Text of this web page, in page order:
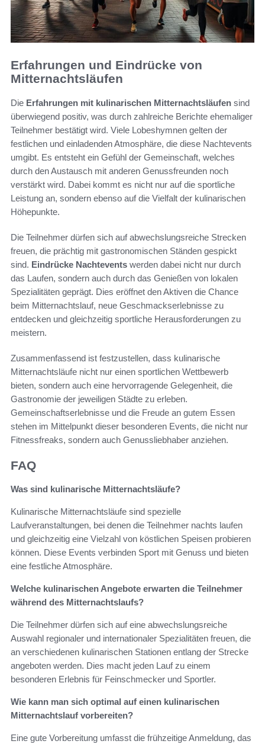
Erfahrungen und Eindrücke von
Mitternachtsläufen
Die Erfahrungen mit kulinarischen Mitternachtsläufen sind
überwiegend positiv, was durch zahlreiche Berichte ehemaliger
Teilnehmer bestätigt wird. Viele Lobeshymnen gelten der
festlichen und einladenden Atmosphäre, die diese Nachtevents
umgibt. Es entsteht ein Gefühl der Gemeinschaft, welches
durch den Austausch mit anderen Genussfreunden noch
verstärkt wird. Dabei kommt es nicht nur auf die sportliche
Leistung an, sondern ebenso auf die Vielfalt der kulinarischen
Höhepunkte.
Die Teilnehmer dürfen sich auf abwechslungsreiche Strecken
freuen, die prächtig mit gastronomischen Ständen gespickt
sind. Eindrücke Nachtevents werden dabei nicht nur durch
das Laufen, sondern auch durch das Genießen von lokalen
Spezialitäten geprägt. Dies eröffnet den Aktiven die Chance
beim Mitternachtslauf, neue Geschmackserlebnisse zu
entdecken und gleichzeitig sportliche Herausforderungen zu
meistern.
Zusammenfassend ist festzustellen, dass kulinarische
Mitternachtsläufe nicht nur einen sportlichen Wettbewerb
bieten, sondern auch eine hervorragende Gelegenheit, die
Gastronomie der jeweiligen Städte zu erleben.
Gemeinschaftserlebnisse und die Freude an gutem Essen
stehen im Mittelpunkt dieser besonderen Events, die nicht nur
Fitnessfreaks, sondern auch Genussliebhaber anziehen.
FAQ
Was sind kulinarische Mitternachtsläufe?
Kulinarische Mitternachtsläufe sind spezielle
Laufveranstaltungen, bei denen die Teilnehmer nachts laufen
und gleichzeitig eine Vielzahl von köstlichen Speisen probieren
können. Diese Events verbinden Sport mit Genuss und bieten
eine festliche Atmosphäre.
Welche kulinarischen Angebote erwarten die Teilnehmer
während des Mitternachtslaufs?
Die Teilnehmer dürfen sich auf eine abwechslungsreiche
Auswahl regionaler und internationaler Spezialitäten freuen, die
an verschiedenen kulinarischen Stationen entlang der Strecke
angeboten werden. Dies macht jeden Lauf zu einem
besonderen Erlebnis für Feinschmecker und Sportler.
Wie kann man sich optimal auf einen kulinarischen
Mitternachtslauf vorbereiten?
Eine gute Vorbereitung umfasst die frühzeitige Anmeldung, das